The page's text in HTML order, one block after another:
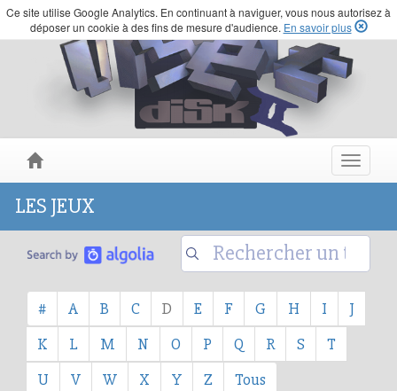
Ce site utilise Google Analytics. En continuant à naviguer, vous nous autorisez à
déposer un cookie à des fins de mesure d'audience. En savoir plus
Toggle
LES JEUX
# A B C D E F G H I
J
K
L M N O P Q R S
T
U
V W X Y Z Tous